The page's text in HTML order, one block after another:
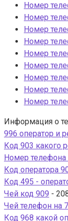
Номер
Номер
Номер
Номер
Номер
Номер
Номер
Номер
Номер
Информация о
996 оператор и
Код 903 какого
Номер телефона
Код оператора
Код 495 -
Чей код 909 -
Чей телефон на
Код 968 какой